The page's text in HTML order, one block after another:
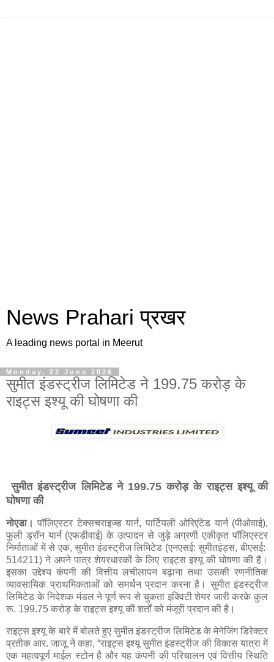
News Prahari प्रखर
A leading news portal in Meerut
Monday, 22 June 2026
सुमीत इंडस्ट्रीज लिमिटेड ने 199.75 करोड़ के
राइट्स इश्यू की घोषणा की
सुमीत इंडस्ट्रीज लिमिटेड ने 199.75 करोड़ के राइट्स इश्यू की
घोषणा की
नोएडा।पॉलिएस्टर टेक्सचराइज्ड यार्न, पार्टियली ओरिएंटेड यार्न (पीओवाई),
फुली ड्रॉन यार्न (एफडीवाई) के उत्पादन से जुड़े अग्रणी एकीकृत पॉलिएस्टर
निर्माताओं में से एक, सुमीत इंडस्ट्रीज लिमिटेड (एनएसई: सुमीतइंड्स, बीएसई:
514211) ने अपने पात्र शेयरधारकों के लिए राइट्स इश्यू की घोषणा की है।
इसका उद्देश्य कंपनी की वित्तीय लचीलापन बढ़ाना तथा उसकी रणनीतिक
व्यावसायिक प्राथमिकताओं को समर्थन प्रदान करना है। सुमीत इंडस्ट्रीज
लिमिटेड के निदेशक मंडल ने पूर्ण रूप से चुकता इक्विटी शेयर जारी करके कुल
रू. 199.75 करोड़ के राइट्स इश्यू की शर्तों को मंजूरी प्रदान की है।
राइट्स इश्यू के बारे में बोलते हुए सुमीत इंडस्ट्रीज लिमिटेड के मेनेजिंग डिरेक्टर
प्रतीक आर. जाजू ने कहा, “राइट्स इश्यू सुमीत इंडस्ट्रीज की विकास यात्रा में
एक महत्वपूर्ण माईल स्टोन है और यह कंपनी की परिचालन एवं वित्तीय स्थिति